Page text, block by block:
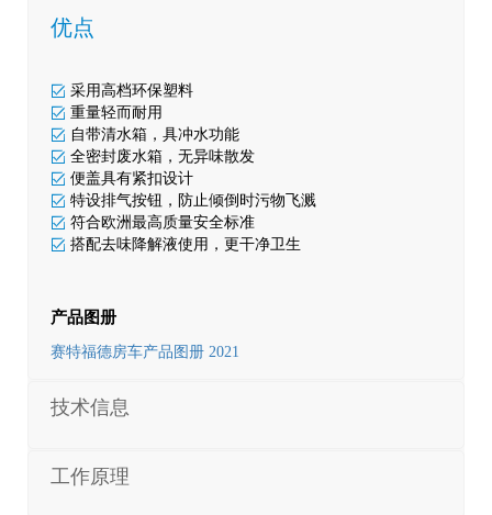
优点
采用高档环保塑料
重量轻而耐用
自带清水箱，具冲水功能
全密封废水箱，无异味散发
便盖具有紧扣设计
特设排气按钮，防止倾倒时污物飞溅
符合欧洲最高质量安全标准
搭配去味降解液使用，更干净卫生
产品图册
赛特福德房车产品图册 2021
技术信息
工作原理